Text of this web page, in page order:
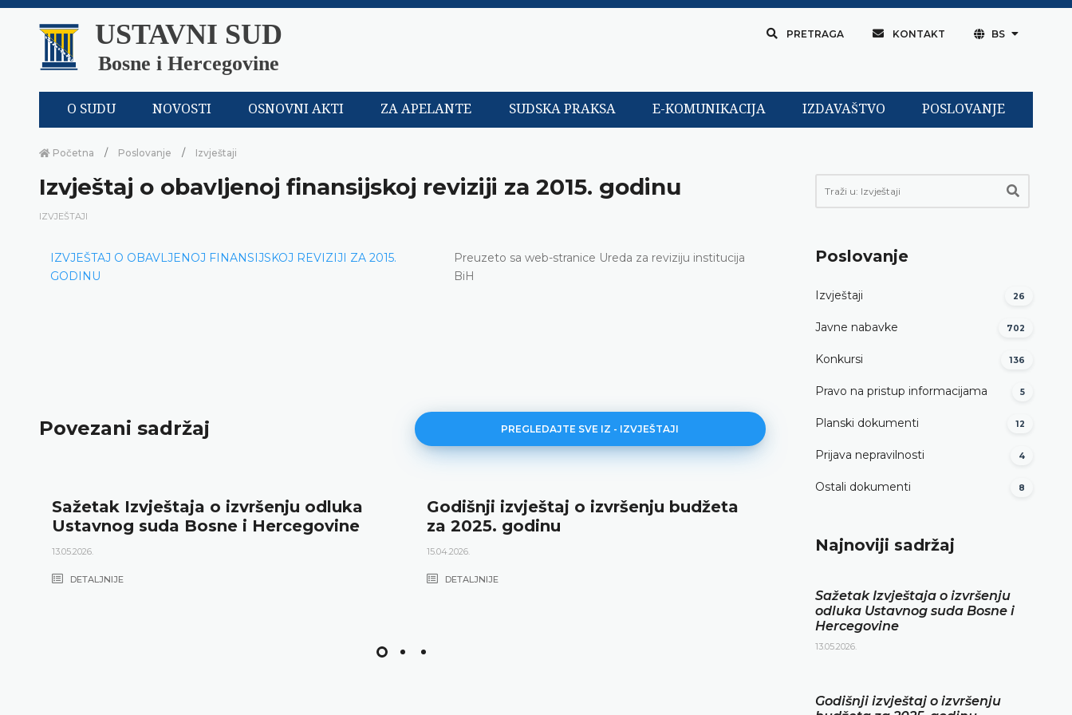
USTAVNI SUD
Bosne i Hercegovine
PRETRAGA KONTAKT BS
O SUDU NOVOSTI OSNOVNI AKTI ZA APELANTE SUDSKA PRAKSA E-KOMUNIKACIJA IZDAVAŠTVO POSLOVANJE
Početna Poslovanje Izvještaji
Izvještaj o obavljenoj finansijskoj reviziji za 2015. godinu
IZVJEŠTAJI
IZVJEŠTAJ O OBAVLJENOJ FINANSIJSKOJ REVIZIJI ZA 2015.
GODINU
Preuzeto sa web-stranice Ureda za reviziju institucija
BiH
Povezani sadržaj PREGLEDAJTE SVE IZ - IZVJEŠTAJI
Sažetak Izvještaja o izvršenju odluka
Ustavnog suda Bosne i Hercegovine
13.05.2026.
DETALJNIJE
Godišnji izvještaj o izvršenju budžeta
za 2025. godinu
15.04.2026.
DETALJNIJE
DETALJNIJE
Poslovanje
Izvještaji 26
Javne nabavke 702
Konkursi 136
Pravo na pristup informacijama 5
Planski dokumenti 12
Prijava nepravilnosti 4
Ostali dokumenti 8
Najnoviji sadržaj
Sažetak Izvještaja o izvršenju
odluka Ustavnog suda Bosne i
Hercegovine
13.05.2026.
Godišnji izvještaj o izvršenju